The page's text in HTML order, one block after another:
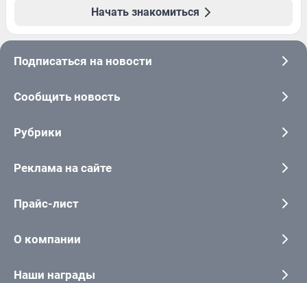
Начать знакомиться
Подписаться на новости
Сообщить новость
Рубрики
Реклама на сайте
Прайс-лист
О компании
Наши награды